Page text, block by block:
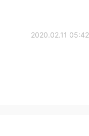
2020.02.11 05:42